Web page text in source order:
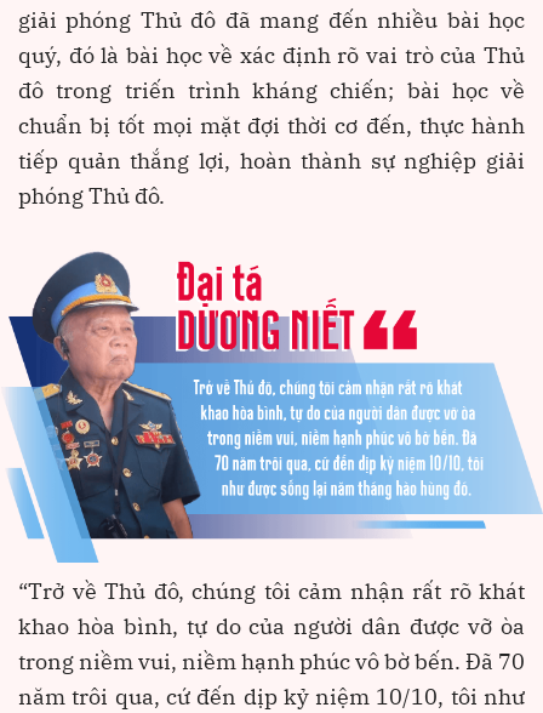
giải phóng Thủ đô đã mang đến nhiều bài học
quý, đó là bài học về xác định rõ vai trò của Thủ
đô trong triến trình kháng chiến; bài học về
chuẩn bị tốt mọi mặt đợi thời cơ đến, thực hành
tiếp quản thắng lợi, hoàn thành sự nghiệp giải
phóng Thủ đô.
“Trở về Thủ đô, chúng tôi cảm nhận rất rõ khát
khao hòa bình, tự do của người dân được vỡ òa
trong niềm vui, niềm hạnh phúc vô bờ bến. Đã 70
năm trôi qua, cứ đến dịp kỷ niệm 10/10, tôi như